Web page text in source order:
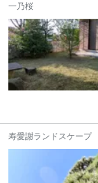
一乃桜
寿愛謝ランドスケープ